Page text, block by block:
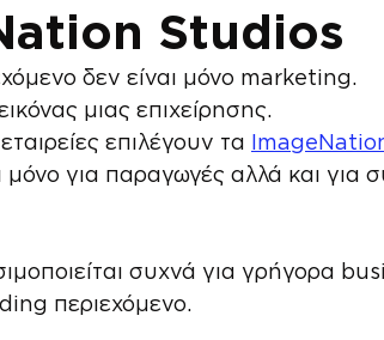
Studios
δεν είναι μόνο marketing.
μιας επιχείρησης.
επιλέγουν τα
μόνο για παραγωγές αλλά και για
συχνά για γρήγορα
περιεχόμενο.